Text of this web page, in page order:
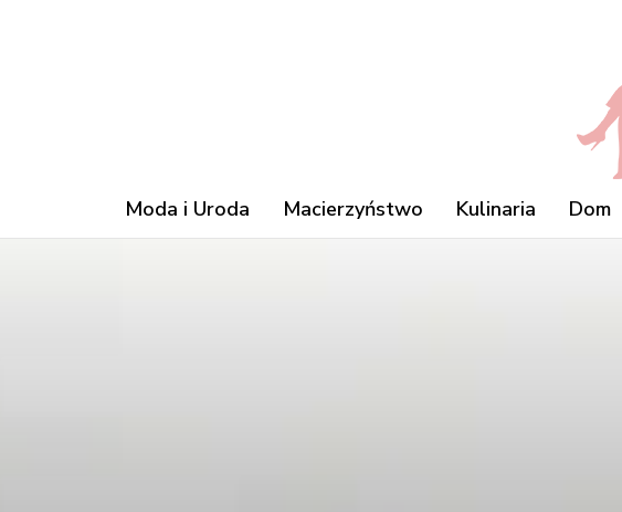
Moda i Uroda Macierzyństwo Kulinaria Dom